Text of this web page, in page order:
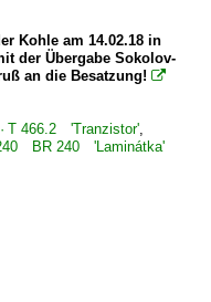
preuß. P8
preuß. G 12
Kohle am 14.02.18 in
der Übergabe Sokolov-
an die Besatzung! 
T 466.2 'Tranzistor',
BR 240 'Laminátka'